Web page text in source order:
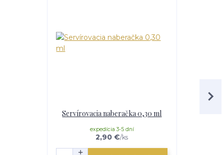
Servírovacia naberačka 0,30 ml
2,90 €/ks
expedícia 3-5 dní